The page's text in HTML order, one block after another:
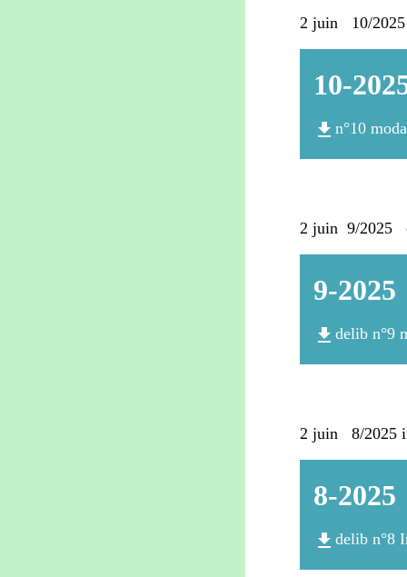
2 juin 10/2025
10-
file_download n°10
2 juin 9/2025
9-2025
file_download delib n°9
2 juin 8/2025
8-2025
file_download delib n°8